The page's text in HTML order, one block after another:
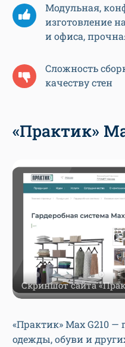
Модульная,
изготовление
и офиса,
Сложность
качеству стен
«Практик»
Скриншот сайта
«Практик» Max G210
одежды, обуви и